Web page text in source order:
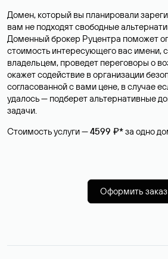
Домен, который вы планировали
вам не подходят свободные
Доменный брокер Руцентра поможет
стоимость интересующего вас имени,
владельцем, проведет переговоры о
окажет содействие в организации
согласованной с вами цене, в случае
удалось — подберет альтернативные
задачи.
Стоимость услуги —4599 ₽*за одно
Оформить заказ